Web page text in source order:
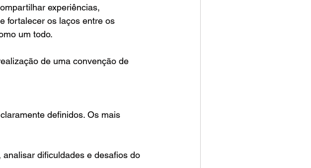
experiências,
fortalecer os laços entre os
um todo.
de uma convenção de
definidos. Os mais
dificuldades e desafios do